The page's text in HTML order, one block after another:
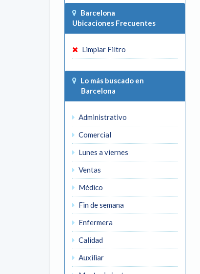
Barcelona
Ubicaciones Frecuentes
Limpiar Filtro
Lo más buscado en
Barcelona
Administrativo
Comercial
Lunes a viernes
Ventas
Médico
Fin de semana
Enfermera
Calidad
Auxiliar